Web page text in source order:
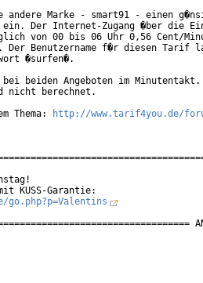
Marke - smart91 - einen
Der Internet-Zugang �ber die
von 00 bis 06 Uhr 0,56 Cent/
Der Benutzername f�r diesen Tarif
�surfen�.
beiden Angeboten im Minutentakt.
nicht berechnet.
Thema:
http://www.tarif4you.de/
KUSS-Garantie: